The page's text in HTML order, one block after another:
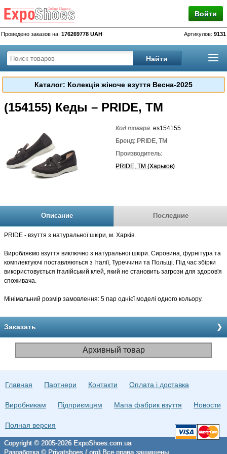
Войти
Проведено заказов на: 176269778 UAH Артикулов: 9131
Каталог: Колекція жіноче взуття Весна-2025
(154155) Кеды – PRIDE, TM
Код товара:es154155
Бренд: PRIDE, TM
Производитель:
PRIDE, TM (Харьков)
Описание Последние
PRIDE - взуття з натуральної шкіри, м. Харків.
Виробляємо взуття виключно з натуральної шкіри. Сировина, фурнітура та
комплектуючі поставляються з Італії, Туреччини та Польщі. Під час збірки
використовується італійський клей, який не становить загрози для здоров'я
споживача.
Мінімальний розмір замовлення: 5 пар однієї моделі одного кольору.
Заказать
Архивный товар
Главная Партнери Контакти Оплата і доставка
Виробникам Підприємцям Мапа фабрик взуття Новости
Полная версия
Copyright © 2005-2026 ExpoShoes.com.ua
Разработка © Privatshoes (.org) Все права защищены.